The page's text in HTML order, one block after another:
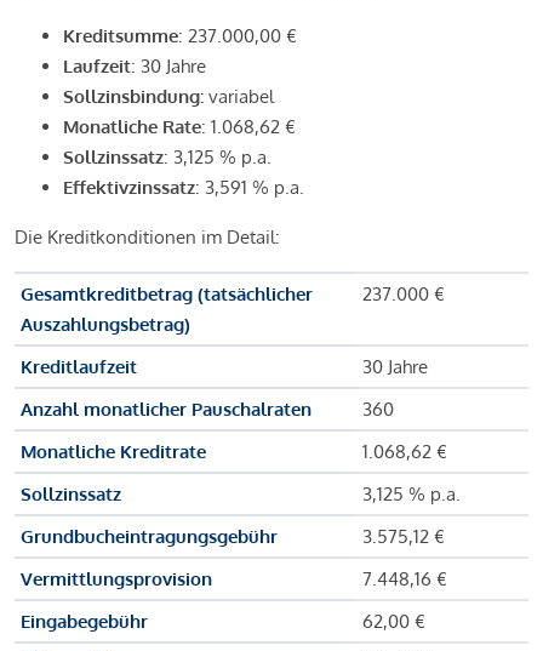
Kreditsumme: 237.000,00 €
Laufzeit: 30 Jahre
Sollzinsbindung: variabel
Monatliche Rate: 1.068,62 €
Sollzinssatz: 3,125 % p.a.
Effektivzinssatz: 3,591 % p.a.
Die Kreditkonditionen im Detail:
Gesamtkreditbetrag (tatsächlicher
Auszahlungsbetrag)
237.000 €
Kreditlaufzeit
30 Jahre
Anzahl monatlicher Pauschalraten
360
Monatliche Kreditrate
1.068,62 €
Sollzinssatz
3,125 % p.a.
Grundbucheintragungsgebühr
3.575,12 €
Vermittlungsprovision
7.448,16 €
Eingabegebühr
62,00 €